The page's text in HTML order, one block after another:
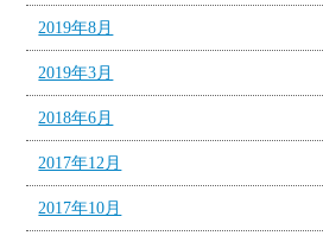
2019年8月
2019年3月
2018年6月
2017年12月
2017年10月